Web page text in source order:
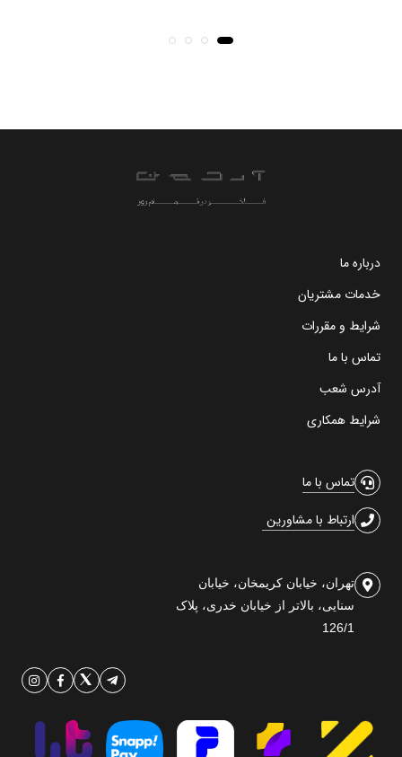
درباره ما
خدمات مشتریان
شرایط و مقررات
تماس با ما
آدرس شعب
شرایط همکاری
تماس با ما
ارتباط با مشاورین
تهران، خیابان کریمخان، خیابان
سنایی، بالاتر از خیابان خدری، پلاک
126/1